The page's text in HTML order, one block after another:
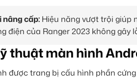
nâng cấp: Hiệu năng vượt trội giúp
điện của Ranger 2023 không
thuật màn hình
được trang bị cấu hình phần